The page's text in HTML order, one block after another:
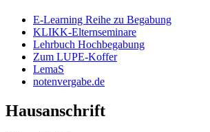
E-Learning Reihe zu Begabung
KLIKK-Elternseminare
Lehrbuch Hochbegabung
Zum LUPE-Koffer
LemaS
notenvergabe.de
Hausanschrift